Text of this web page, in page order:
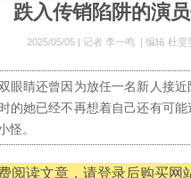
跌入传销陷阱的演
2025/05/05 | 记者 李一鸣 编辑 杜雯
眼睛还曾因为放任一名新人接近
的她已经不再想着自己还有可能
怪。
阅读文章，请登录后购买网